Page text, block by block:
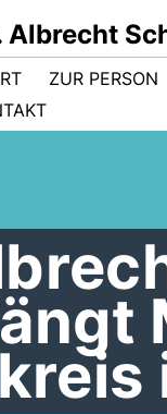
Albrecht
ZUR PERSON